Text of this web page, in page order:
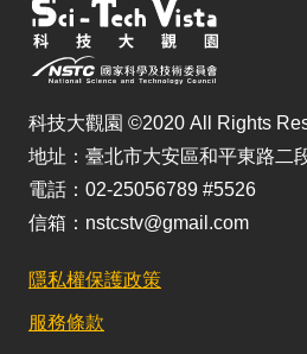
科技大觀園 ©2020 All Rights
地址：臺北市大安區和平東路二
電話：02-25056789 #5526
信箱：nstcstv@gmail.com
隱私權保護政策
服務條款